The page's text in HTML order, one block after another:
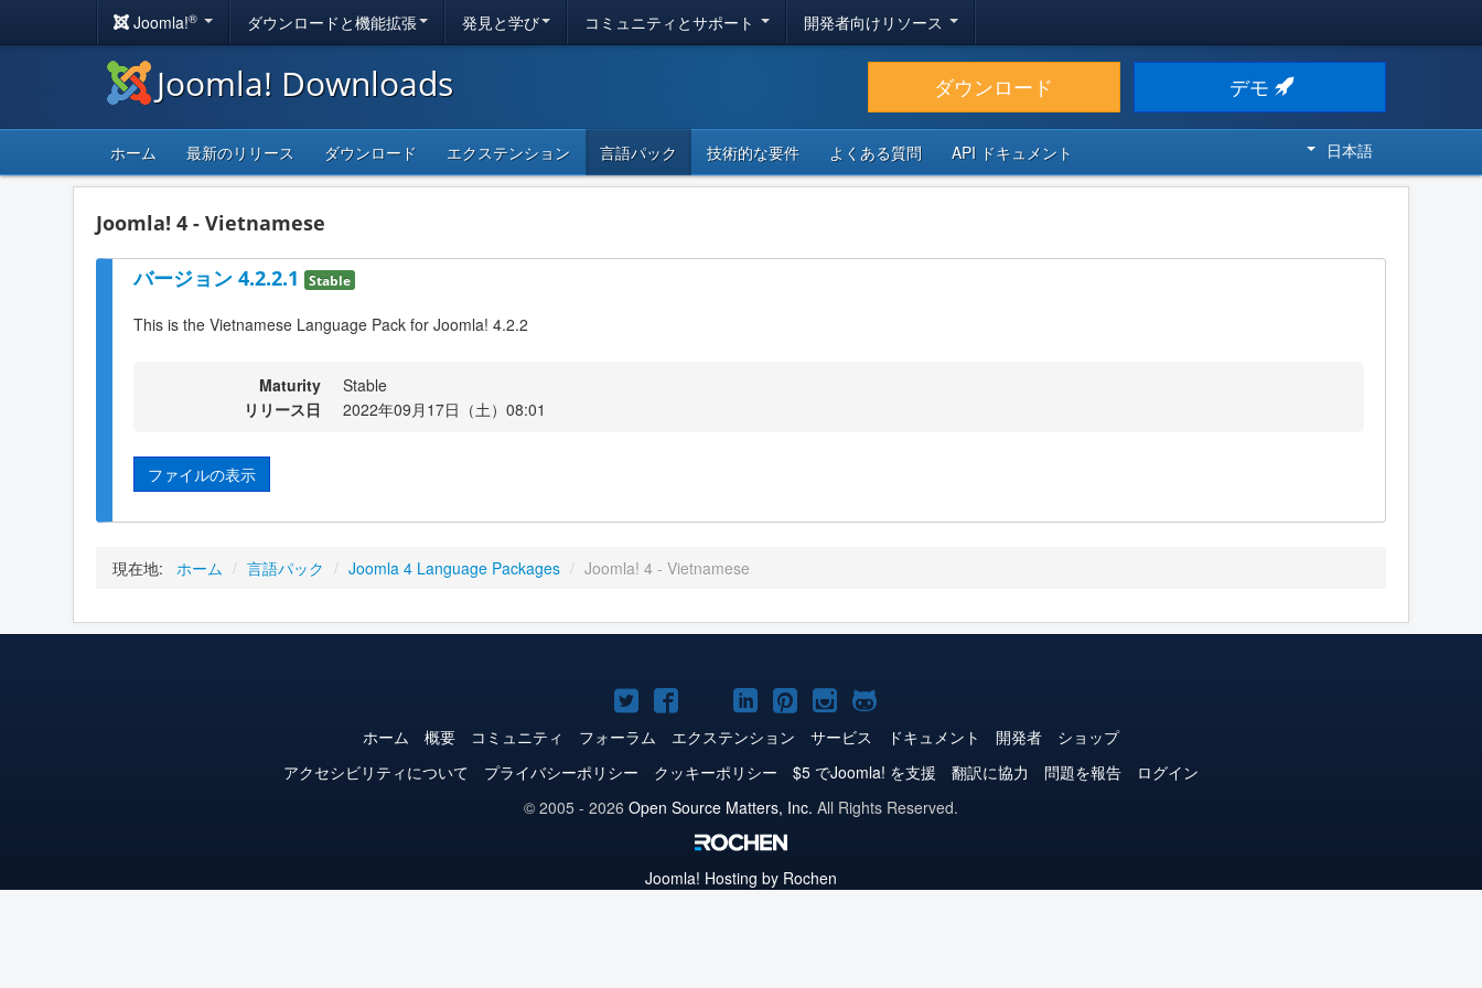
Joomla!® ダウンロードと機能拡張 発見と学び コミュニティとサポート 開発者向けリソース
Joomla! Downloads ダウンロード デモ
ホーム 最新のリリース ダウンロード エクステンション 言語パック 技術的な要件 よくある質問 API ドキュメント 日本語
Joomla! 4 - Vietnamese
バージョン 4.2.2.1 Stable
This is the Vietnamese Language Pack for Joomla! 4.2.2
Maturity
Stable
リリース日
2022年09月17日（土）08:01
ファイルの表示
現在地: ホーム / 言語パック / Joomla 4 Language Packages / Joomla! 4 - Vietnamese
Joomla!
Twitter
Joomla!
Facebook
Joomla!
YouTube
Joomla!
LinkedIn
Joomla!
Pinterest
Joomla!
Instagram
Joomla!
GitHub
ホーム 概要 コミュニティ フォーラム エクステンション サービス ドキュメント 開発者
ショップ
アクセシビリティについて
プライバシーポリシー クッキーポリシー $5 でJoomla! を支援 翻訳に協力 問題を報告
ログイン
© 2005 - 2026 Open Source Matters, Inc. All Rights Reserved.
Joomla! Hosting by Rochen